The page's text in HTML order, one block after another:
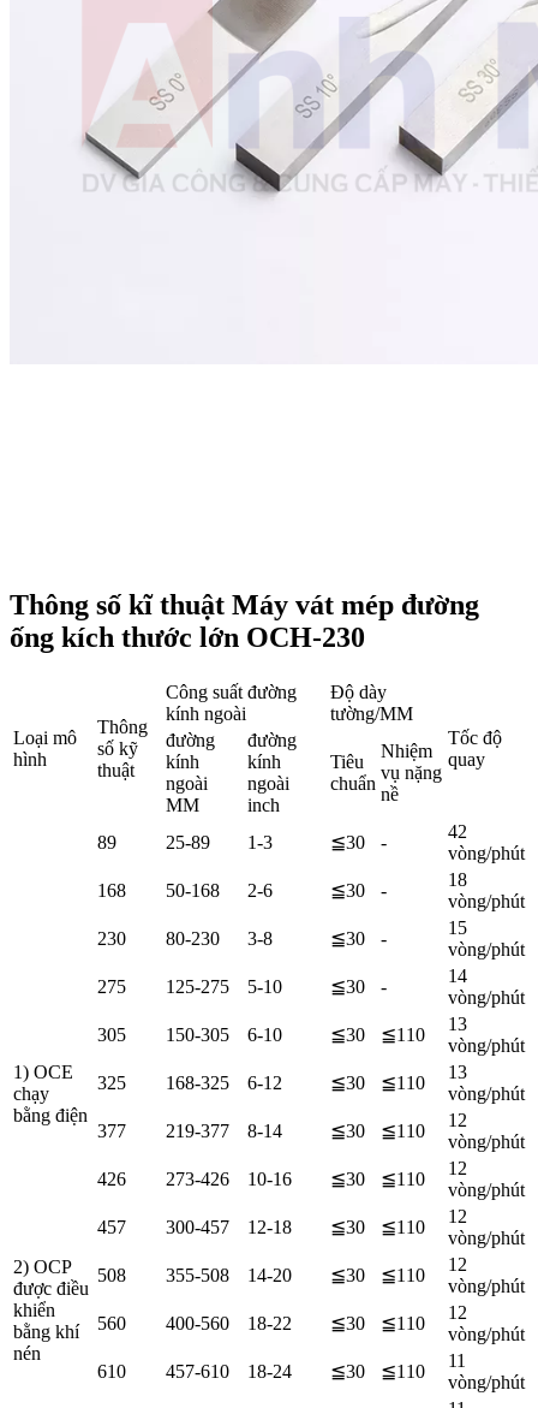
Thông số kĩ thuật Máy vát mép đường
ống kích thước lớn OCH-230
Loại mô
hình
Thông
số kỹ
thuật
Công suất đường
kính ngoài
Độ dày
tường/MM
Tốc độ
quay
đường
kính
ngoài
MM
đường
kính
ngoài
inch
Tiêu
chuẩn
Nhiệm
vụ nặng
nề
1) OCE
chạy
bằng điện
2) OCP
được điều
khiển
bằng khí
nén
89 25-89 1-3 ≦30 -
42
vòng/phút
168
50-168 2-6 ≦30 -
18
vòng/phút
230
80-230 3-8 ≦30 -
15
vòng/phút
275
125-275 5-10 ≦30 -
14
vòng/phút
305
150-305 6-10 ≦30 ≦110
13
vòng/phút
325
168-325 6-12 ≦30 ≦110
13
vòng/phút
377
219-377 8-14 ≦30 ≦110
12
vòng/phút
426
273-426 10-16 ≦30 ≦110
12
vòng/phút
457
300-457 12-18 ≦30 ≦110
12
vòng/phút
508
355-508 14-20 ≦30 ≦110
12
vòng/phút
560
400-560 18-22 ≦30 ≦110
12
vòng/phút
610
457-610 18-24 ≦30 ≦110
11
vòng/phút